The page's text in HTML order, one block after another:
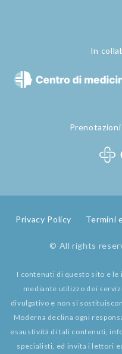
In
Privacy Policy Termini
© All rights
I contenuti di questo sito e
mediante utilizzo dei
divulgativo e non si
Moderna declina ogni
esaustività di tali contenuti,
specialisti, ed invita i lettori